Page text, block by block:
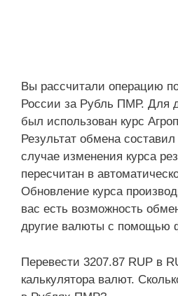
Вы рассчитали операцию
России за Рубль ПМР. Для
был использован курс
Результат обмена
случае изменения курса
пересчитан в
Обновление курса
вас есть возможность
другие валюты с помощью
Перевести 3207.87 RUP в
калькулятора валют.